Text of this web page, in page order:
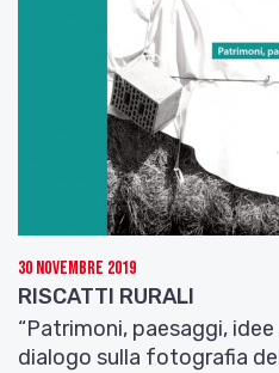
30 Novembre 2019
RISCATTI RURALI
“Patrimoni, paesaggi,
dialogo sulla fotografia